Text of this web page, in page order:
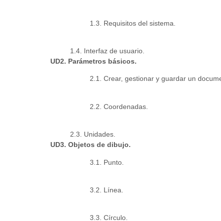
1.3. Requisitos del sistema.
1.4. Interfaz de usuario.
UD2. Parámetros básicos.
2.1. Crear, gestionar y guardar un
2.2. Coordenadas.
2.3. Unidades.
UD3. Objetos de dibujo.
3.1. Punto.
3.2. Línea.
3.3. Círculo.